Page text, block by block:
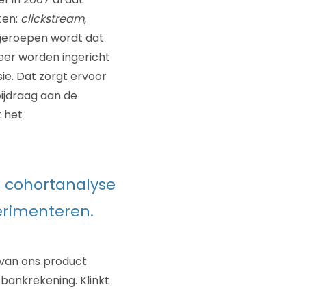
clickstream,
wordt dat
worden ingericht
Dat zorgt ervoor
aan de
het
ons product
Klinkt